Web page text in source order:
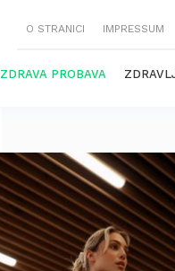
O STRANICI IMPRESSUM
ZDRAVA PROBAVA